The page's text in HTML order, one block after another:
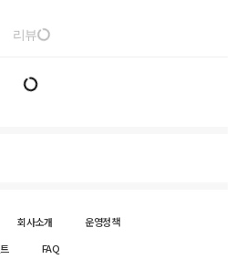
리뷰
회사소개
운영정책
FAQ